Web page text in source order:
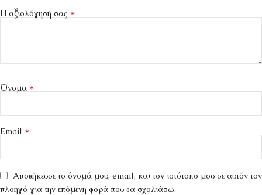
Η αξιολόγησή σας *
Όνομα *
Email *
Αποθήκευσε το όνομά μου, email, και τον ιστότοπο μου σε αυτόν τον
πλοηγό για την επόμενη φορά που θα σχολιάσω.